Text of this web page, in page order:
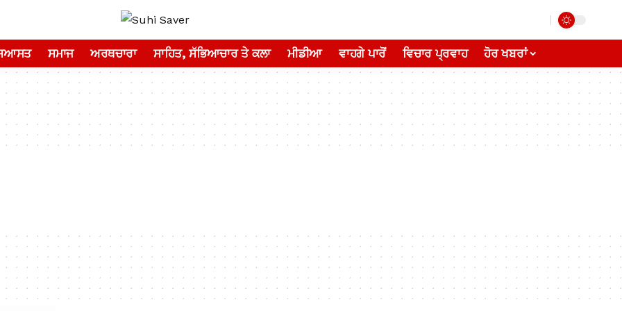
ਸਮਾਜ ਅਰਥਚਾਰਾ ਸਾਹਿਤ, ਸੱਭਿਆਚਾਰ ਤੇ ਕਲਾ ਮੀਡੀਆ ਵਾਹਗੇ ਪਾਰੋਂ ਵਿਚਾਰ ਪ੍ਰਵਾਹ ਹੋਰ ਖਬਰਾਂ